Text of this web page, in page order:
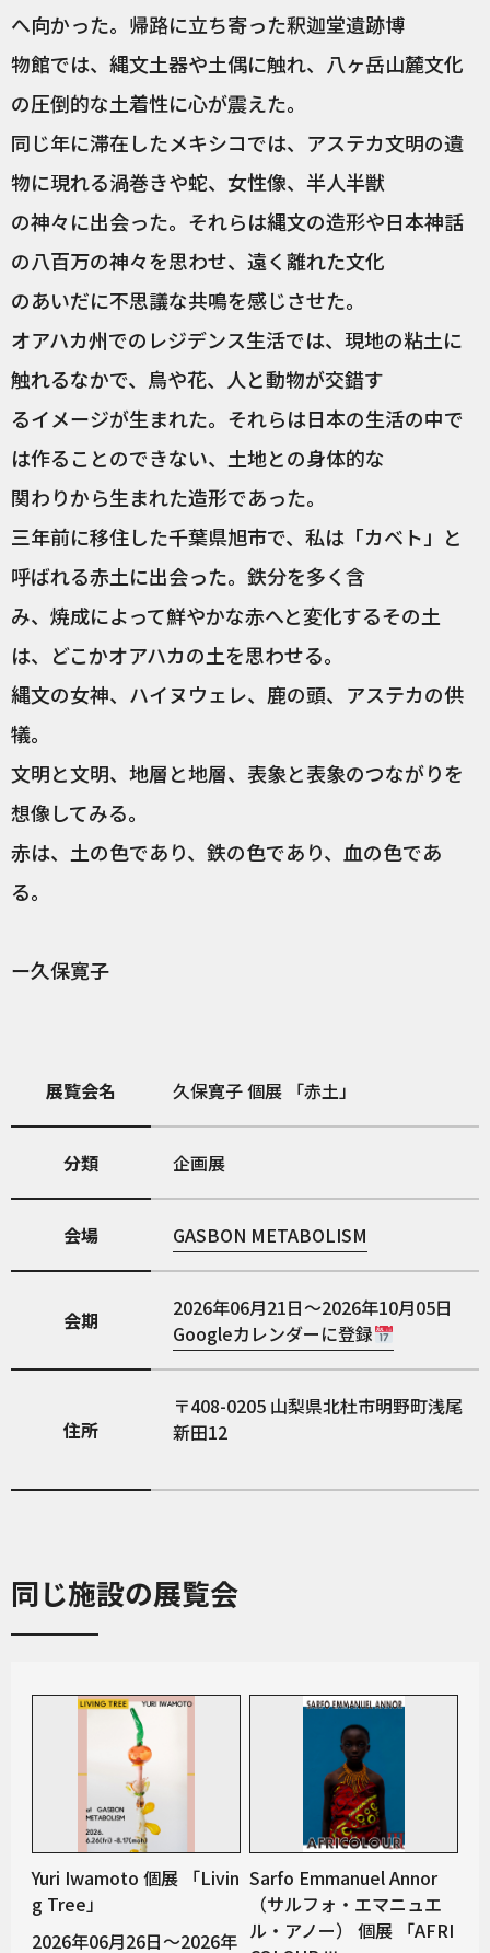
へ向かった。帰路に立ち寄った釈迦堂遺跡博
物館では、縄文土器や土偶に触れ、八ヶ岳山麓文化
の圧倒的な土着性に心が震えた。
同じ年に滞在したメキシコでは、アステカ文明の遺
物に現れる渦巻きや蛇、女性像、半人半獣
の神々に出会った。それらは縄文の造形や日本神話
の八百万の神々を思わせ、遠く離れた文化
のあいだに不思議な共鳴を感じさせた。
オアハカ州でのレジデンス生活では、現地の粘土に
触れるなかで、鳥や花、人と動物が交錯す
るイメージが生まれた。それらは日本の生活の中で
は作ることのできない、土地との身体的な
関わりから生まれた造形であった。
三年前に移住した千葉県旭市で、私は「カベト」と
呼ばれる赤土に出会った。鉄分を多く含
み、焼成によって鮮やかな赤へと変化するその土
は、どこかオアハカの土を思わせる。
縄文の女神、ハイヌウェレ、鹿の頭、アステカの供
犠。
文明と文明、地層と地層、表象と表象のつながりを
想像してみる。
赤は、土の色であり、鉄の色であり、血の色であ
る。
ー久保寛子
展覧会名 久保寛子 個展 「赤土」
分類 企画展
会場 GASBON METABOLISM
会期
2026年06月21日～2026年10月05日
Googleカレンダーに登録
住所
408-0205 山梨県北杜市明野町浅尾
新田12
同じ施設の展覧会
Yuri Iwamoto 個展 「Livin
g Tree」
2026年06月26日～2026年
Sarfo Emmanuel Annor
（サルフォ・エマニュエ
ル・アノー） 個展 「AFRI